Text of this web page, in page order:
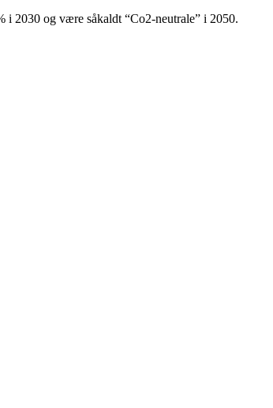
i 2030 og være såkaldt “Co2-neutrale” i 2050.